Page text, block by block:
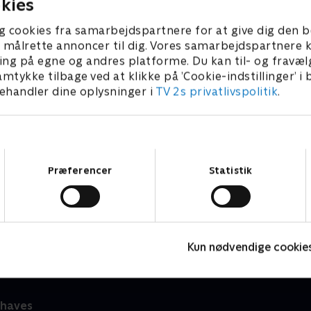
cookies fra samarbejdspartnere for at give dig den
annoncer til dig. Vores samarbejdspartnere
på egne og andres platforme. Du kan til- og
tilbage ved at klikke på ’Cookie-indstillinger’ i
dine oplysninger i TV 2s privatlivspolitik.
Præferencer Statistik
Kun nødvendige
inspirere af Monets
Giverny og gennemgår
nye farver, som de
kan fås i i dag. Hullet i
skal lukkes, og haven piftes
Hus i knibe